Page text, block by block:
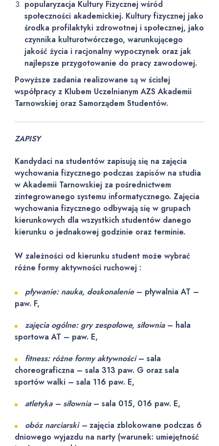
popularyzacja Kultury Fizycznej wśród
społeczności akademickiej. Kultury fizycznej jako
środka profilaktyki zdrowotnej i społecznej, jako
czynnika kulturotwórczego, warunkującego
jakość życia i racjonalny wypoczynek oraz jak
najlepsze przygotowanie do pracy zawodowej.
Powyższe zadania realizowane są w ścisłej
współpracy z Klubem Uczelnianym AZS Akademii
Tarnowskiej oraz Samorządem Studentów.
ZAPISY
Kandydaci na studentów zapisują się na zajęcia
wychowania fizycznego podczas zapisów na studia
w Akademii Tarnowskiej za pośrednictwem
zintegrowanego systemu informatycznego. Zajęcia
wychowania fizycznego odbywają się w grupach
kierunkowych dla wszystkich studentów danego
kierunku o jednakowej godzinie oraz terminie.
W zależności od kierunku student może wybrać
różne formy aktywności ruchowej :
pływanie: nauka, doskonalenie– pływalnia AT –
paw. F,
zajęcia ogólne: gry zespołowe, siłownia– hala
sportowa AT – paw. E,
fitness: różne formy aktywności– sala
choreograficzna – sala 313 paw. G oraz sala
sportów walki – sala 116 paw. E,
atletyka – siłownia– sala 015, 016 paw. E,
obóz narciarski –zajęcia zblokowane podczas 6
dniowego wyjazdu na narty (warunek: umiejętność